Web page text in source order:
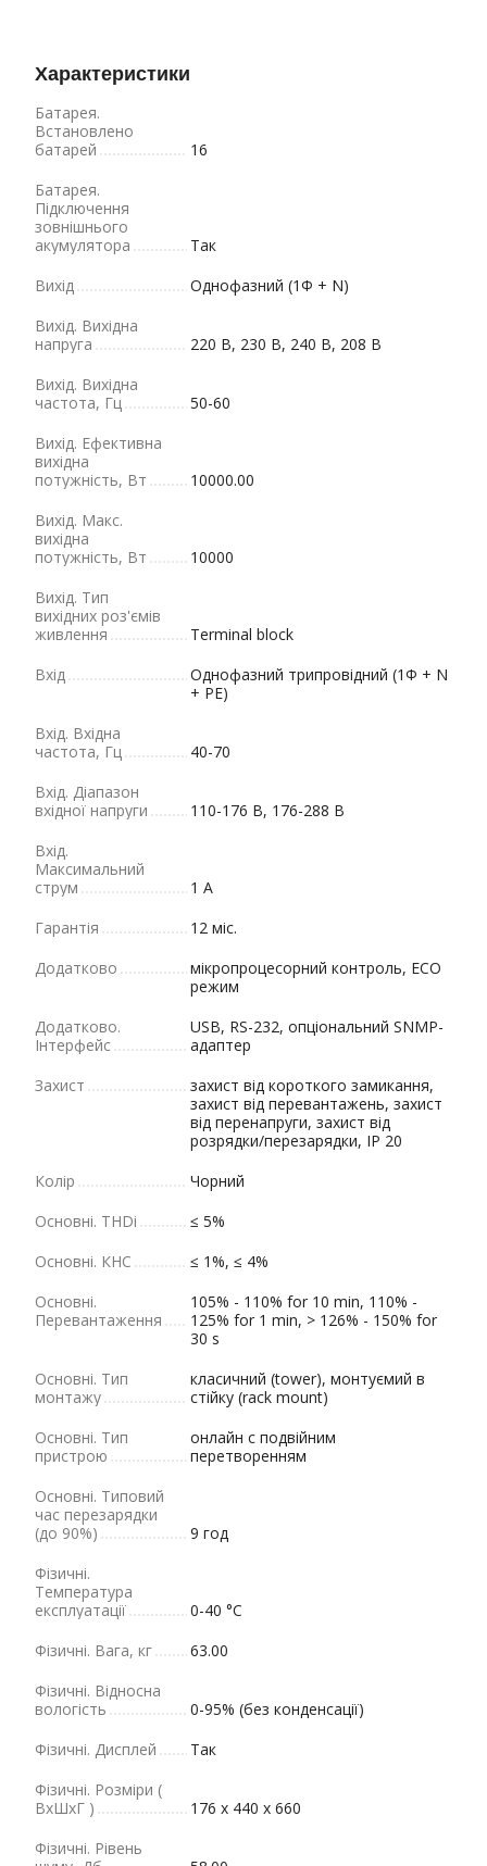
Характеристики
Батарея.
Bстановлено
батарей
16
Батарея.
Підключення
зовнішнього
акумулятора
Так
Вихід
Однофазний (1Φ + N)
Вихід. Вихідна
напруга
220 В, 230 В, 240 В, 208 В
Вихід. Вихідна
частота, Гц
50-60
Вихід. Ефективна
вихідна
потужність, Вт
10000.00
Вихід. Макс.
вихідна
потужність, Вт
10000
Вихід. Тип
вихідних роз'ємів
живлення
Terminal block
Вхід
Однофазний трипровідний (1Φ + N
+ PE)
Вхід. Вхідна
частота, Гц
40-70
Вхід. Діапазон
вхідної напруги
110-176 В, 176-288 В
Вхід.
Максимальний
струм
1 A
Гарантія
12 міс.
Додатково
мікропроцесорний контроль, ECO
режим
Додатково.
Інтерфейс
USB, RS-232, опціональний SNMP-
адаптер
Захист
захист від короткого замикання,
захист від перевантажень, захист
від перенапруги, захист від
розрядки/перезарядки, IP 20
Колір
Чорний
Основні. THDi
≤ 5%
Основні. КНС
≤ 1%, ≤ 4%
Основні.
Перевантаження
105% - 110% for 10 min, 110% -
125% for 1 min, > 126% - 150% for
30 s
Основні. Тип
монтажу
класичний (tower), монтуємий в
стійку (rack mount)
Основні. Тип
пристрою
онлайн с подвійним
перетворенням
Основні. Типовий
час перезарядки
(до 90%)
9 год
Фізичні.
Tемпература
експлуатації
0-40 °C
Фізичні. Вага, кг
63.00
Фізичні. Відносна
вологість
0-95% (без конденсації)
Фізичні. Дисплей
Так
Фізичні. Розміри (
ВхШхГ )
176 x 440 х 660
Фізичні. Рівень